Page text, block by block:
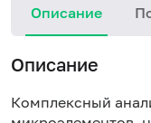
Описание
Описание
Комплексный